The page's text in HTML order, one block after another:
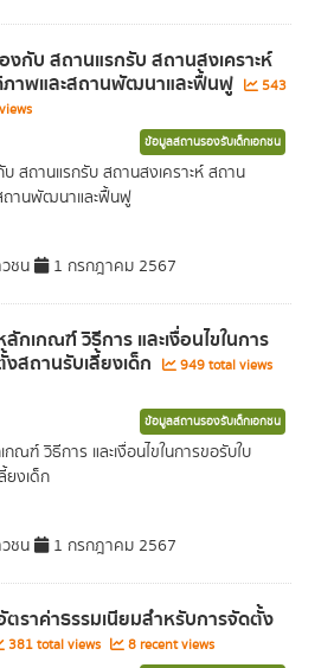
งกับ สถานแรกรับ สถานสงเคราะห์
าพและสถานพัฒนาและฟื้นฟู
543
ข้อมูลสถานรองรับเด็กเอกชน
สถานแรกรับ สถานสงเคราะห์ สถาน
ถานพัฒนาและฟื้นฟู
วชน 1 กรกฎาคม 2567
กเกณฑ์ วิธีการ และเงื่อนไขในการ
สถานรับเลี้ยงเด็ก
949 total views
ข้อมูลสถานรองรับเด็กเอกชน
ณฑ์ วิธีการ และเงื่อนไขในการขอรับใบ
งเด็ก
วชน 1 กรกฎาคม 2567
ราค่าธรรมเนียมสำหรับการจัดตั้ง
381 total views 8 recent views